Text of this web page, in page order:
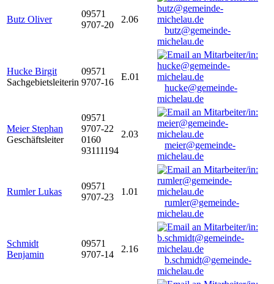
Butz Oliver
09571
9707-20
2.06
butz@gemeinde-
michelau.de
Hucke Birgit
Sachgebietsleiterin
09571
9707-16
E.01
hucke@gemeinde-
michelau.de
Meier Stephan
Geschäftsleiter
09571
9707-22
0160
93111194
2.03
meier@gemeinde-
michelau.de
Rumler Lukas
09571
9707-23
1.01
rumler@gemeinde-
michelau.de
Schmidt
Benjamin
09571
9707-14
2.16
b.schmidt@gemeinde-
michelau.de